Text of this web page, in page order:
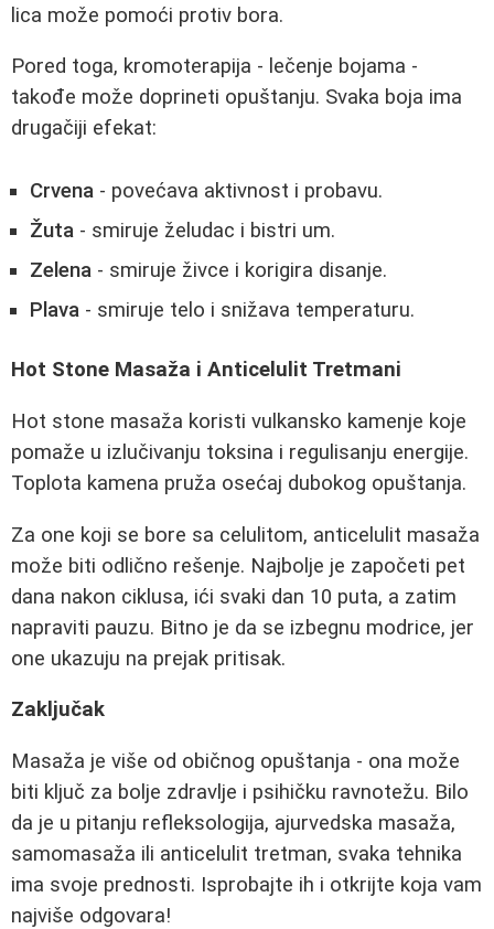
lica može pomoći protiv bora.
Pored toga, kromoterapija - lečenje bojama -
takođe može doprineti opuštanju. Svaka boja ima
drugačiji efekat:
Crvena - povećava aktivnost i probavu.
Žuta - smiruje želudac i bistri um.
Zelena - smiruje živce i korigira disanje.
Plava - smiruje telo i snižava temperaturu.
Hot Stone Masaža i Anticelulit Tretmani
Hot stone masaža koristi vulkansko kamenje koje
pomaže u izlučivanju toksina i regulisanju energije.
Toplota kamena pruža osećaj dubokog opuštanja.
Za one koji se bore sa celulitom, anticelulit masaža
može biti odlično rešenje. Najbolje je započeti pet
dana nakon ciklusa, ići svaki dan 10 puta, a zatim
napraviti pauzu. Bitno je da se izbegnu modrice, jer
one ukazuju na prejak pritisak.
Zaključak
Masaža je više od običnog opuštanja - ona može
biti ključ za bolje zdravlje i psihičku ravnotežu. Bilo
da je u pitanju refleksologija, ajurvedska masaža,
samomasaža ili anticelulit tretman, svaka tehnika
ima svoje prednosti. Isprobajte ih i otkrijte koja vam
najviše odgovara!